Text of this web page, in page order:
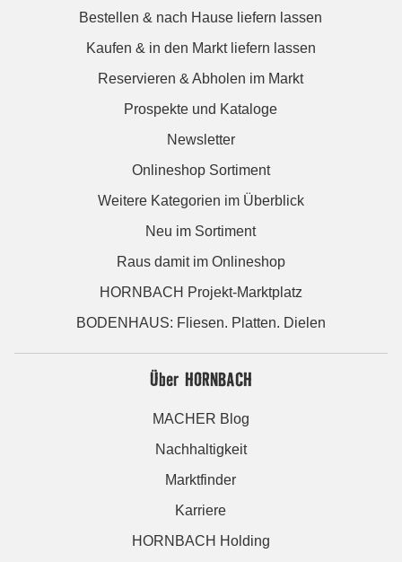
Bestellen & nach Hause liefern lassen
Kaufen & in den Markt liefern lassen
Reservieren & Abholen im Markt
Prospekte und Kataloge
Newsletter
Onlineshop Sortiment
Weitere Kategorien im Überblick
Neu im Sortiment
Raus damit im Onlineshop
HORNBACH Projekt-Marktplatz
BODENHAUS: Fliesen. Platten. Dielen
Über HORNBACH
MACHER Blog
Nachhaltigkeit
Marktfinder
Karriere
HORNBACH Holding